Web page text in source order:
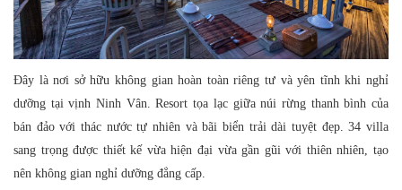
Đây là nơi sở hữu không gian hoàn toàn riêng tư và yên tĩnh khi nghỉ
dưỡng tại vịnh Ninh Vân. Resort tọa lạc giữa núi rừng thanh bình của
bán đảo với thác nước tự nhiên và bãi biển trải dài tuyệt đẹp. 34 villa
sang trọng được thiết kế vừa hiện đại vừa gần gũi với thiên nhiên, tạo
nên không gian nghỉ dưỡng đẳng cấp.